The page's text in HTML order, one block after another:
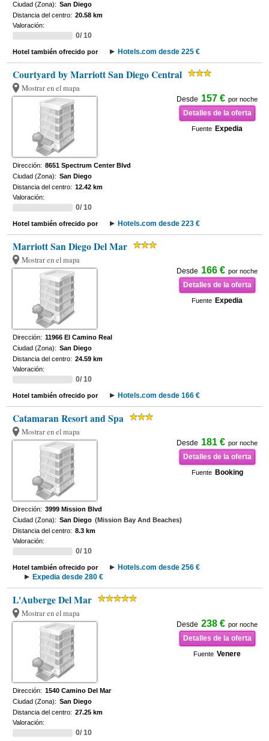
Ciudad (Zona): San Diego
Distancia del centro: 20.58 km
Valoración:
0/ 10
Hotel también ofrecido por Hotels.com desde 225 €
Courtyard by Marriott San Diego Central
Mostrar en el mapa
Desde 157 € por noche
Detalles de la oferta
Fuente Expedia
Dirección: 8651 Spectrum Center Blvd
Ciudad (Zona): San Diego
Distancia del centro: 12.42 km
Valoración:
0/ 10
Hotel también ofrecido por Hotels.com desde 223 €
Marriott San Diego Del Mar
Mostrar en el mapa
Desde 166 € por noche
Detalles de la oferta
Fuente Expedia
Dirección: 11966 El Camino Real
Ciudad (Zona): San Diego
Distancia del centro: 24.59 km
Valoración:
0/ 10
Hotel también ofrecido por Hotels.com desde 166 €
Catamaran Resort and Spa
Mostrar en el mapa
Desde 181 € por noche
Detalles de la oferta
Fuente Booking
Dirección: 3999 Mission Blvd
Ciudad (Zona): San Diego (Mission Bay And Beaches)
Distancia del centro: 8.3 km
Valoración:
0/ 10
Hotel también ofrecido por
Hotels.com desde 256 €
Expedia desde 280 €
L'Auberge Del Mar
Mostrar en el mapa
Desde 238 € por noche
Detalles de la oferta
Fuente Venere
Dirección: 1540 Camino Del Mar
Ciudad (Zona): San Diego
Distancia del centro: 27.25 km
Valoración:
0/ 10